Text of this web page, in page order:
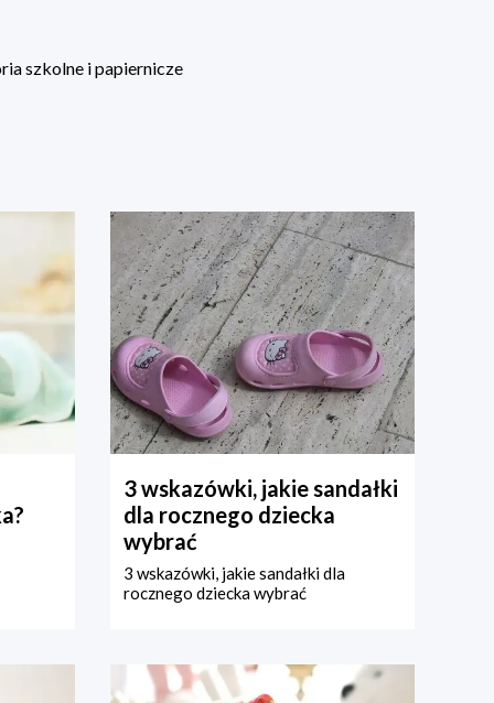
szkolne i papiernicze
3 wskazówki, jakie sandałki
dla rocznego dziecka
wybrać
3 wskazówki, jakie sandałki dla
rocznego dziecka wybrać